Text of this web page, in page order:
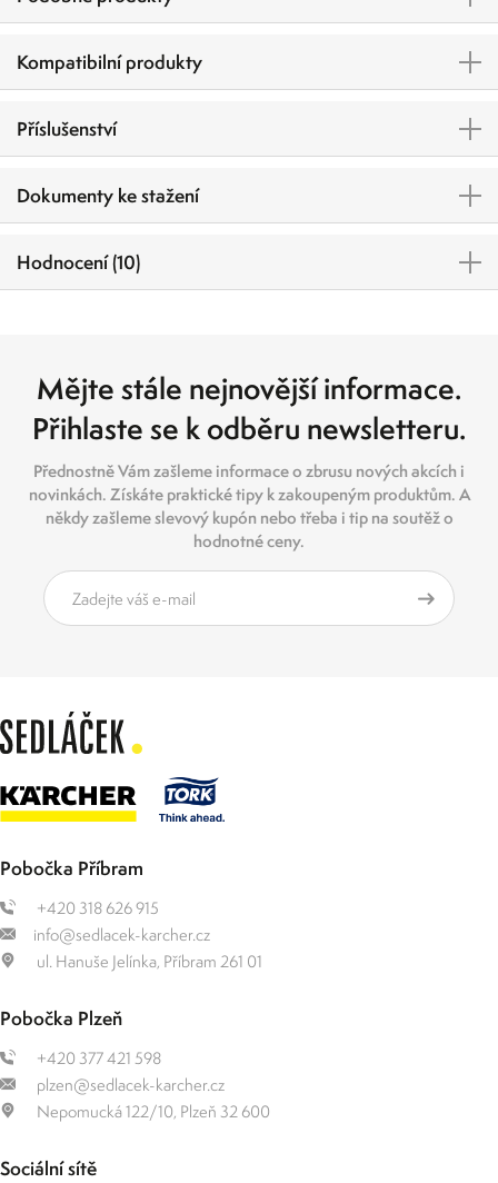
Kompatibilní produkty
Příslušenství
Dokumenty ke stažení
Hodnocení (10)
Mějte stále nejnovější informace.
Přihlaste se k odběru newsletteru.
Přednostně Vám zašleme informace o zbrusu nových akcích i
novinkách. Získáte praktické tipy k zakoupeným produktům. A
někdy zašleme slevový kupón nebo třeba i tip na soutěž o
hodnotné ceny.
Pobočka Příbram
+420 318 626 915
info@sedlacek-karcher.cz
ul. Hanuše Jelínka, Příbram 261 01
Pobočka Plzeň
+420 377 421 598
plzen@sedlacek-karcher.cz
Nepomucká 122/10, Plzeň 32 600
Sociální sítě